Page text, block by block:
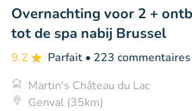
Overnachting voor 2 +
tot de spa nabij Brussel
9.2 Parfait • 223 commentaires
Martin's Château du Lac
Genval (35km)